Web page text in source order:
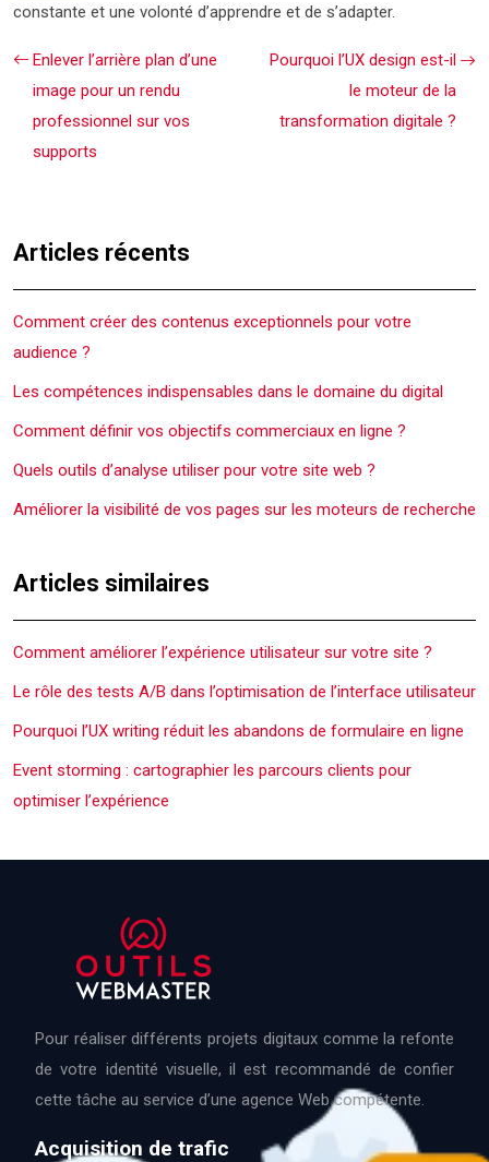
constante et une volonté d’apprendre et de s’adapter.
Enlever l’arrière plan d’une
image pour un rendu
professionnel sur vos
supports
Pourquoi l’UX design est-il
le moteur de la
transformation digitale ?
Articles récents
Comment créer des contenus exceptionnels pour votre
audience ?
Les compétences indispensables dans le domaine du digital
Comment définir vos objectifs commerciaux en ligne ?
Quels outils d’analyse utiliser pour votre site web ?
Améliorer la visibilité de vos pages sur les moteurs de recherche
Articles similaires
Comment améliorer l’expérience utilisateur sur votre site ?
Le rôle des tests A/B dans l’optimisation de l’interface utilisateur
Pourquoi l’UX writing réduit les abandons de formulaire en ligne
Event storming : cartographier les parcours clients pour
optimiser l’expérience
Pour réaliser différents projets digitaux comme la refonte
de votre identité visuelle, il est recommandé de confier
cette tâche au service d’une agence Web compétente.
Acquisition de trafic